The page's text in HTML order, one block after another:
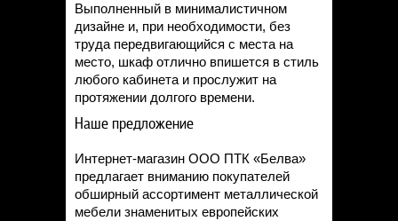
Выполненный в минималистичном
дизайне и, при необходимости, без
труда передвигающийся с места на
место, шкаф отлично впишется в стиль
любого кабинета и прослужит на
протяжении долгого времени.
Наше предложение
Интернет-магазин ООО ПТК «Белва»
предлагает вниманию покупателей
обширный ассортимент металлической
мебели знаменитых европейских